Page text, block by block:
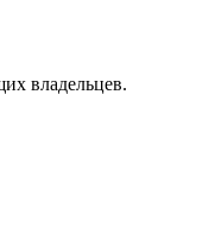
владельцев.